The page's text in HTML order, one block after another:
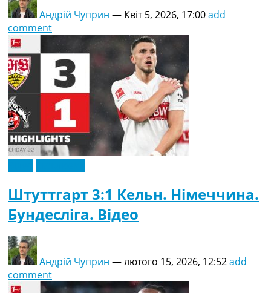
Андрій Чуприн — Квіт 5, 2026, 17:00add
comment
Штуттгарт 3:1 Кельн. Німеччина.
Бундесліга. Відео
Андрій Чуприн —лютого 15, 2026, 12:52add
comment